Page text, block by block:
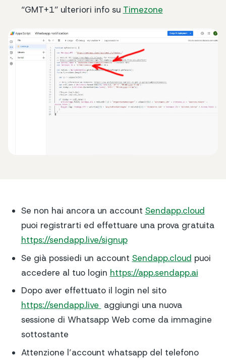
“GMT+1” ulteriori info su Timezone
Se non hai ancora un account Sendapp.cloud
puoi registrarti ed effettuare una prova gratuita
https://sendapp.live/signup
Se già possiedi un account Sendapp.cloud puoi
accedere al tuo login https://app.sendapp.ai
Dopo aver effettuato il login nel sito
https://sendapp.live aggiungi una nuova
sessione di Whatsapp Web come da immagine
sottostante
Attenzione l’account whatsapp del telefono